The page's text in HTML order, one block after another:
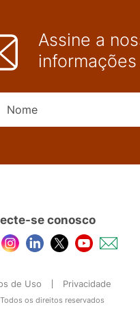
Assine a
se conosco
de Uso Privacidade
os direitos reservados